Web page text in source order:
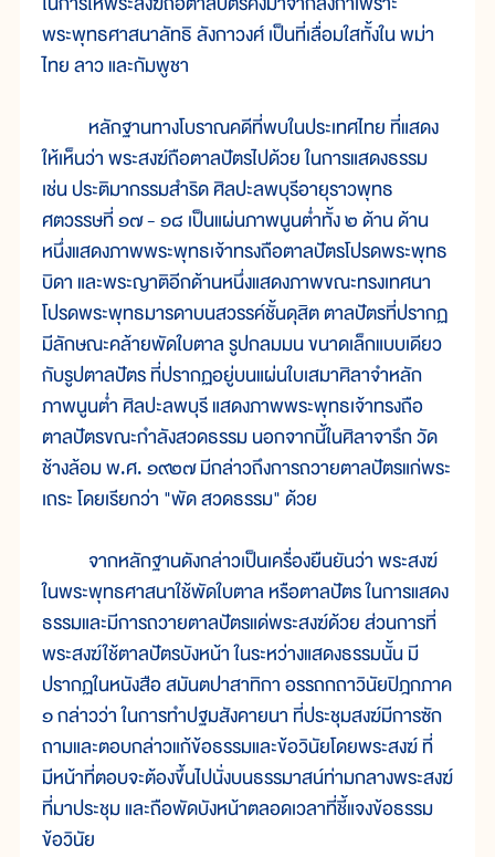
พระพุทธศาสนาลัทธิ ลังกาวงศ์ เป็นที่เลื่อมใสทั้งใน พม่า
ไทย ลาว และกัมพูชา
หลักฐานทางโบราณคดีที่พบในประเทศไทย ที่แสดง
ให้เห็นว่า พระสงฆ์ถือตาลปัตรไปด้วย ในการแสดงธรรม
เช่น ประติมากรรมสำริด ศิลปะลพบุรีอายุราวพุทธ
ศตวรรษที่ ๑๗ - ๑๘ เป็นแผ่นภาพนูนต่ำทั้ง ๒ ด้าน ด้าน
หนึ่งแสดงภาพพระพุทธเจ้าทรงถือตาลปัตรโปรดพระพุทธ
บิดา และพระญาติอีกด้านหนึ่งแสดงภาพขณะทรงเทศนา
โปรดพระพุทธมารดาบนสวรรค์ชั้นดุสิต ตาลปัตรที่ปรากฏ
มีลักษณะคล้ายพัดใบตาล รูปกลมมน ขนาดเล็กแบบเดียว
กับรูปตาลปัตร ที่ปรากฏอยู่บนแผ่นใบเสมาศิลาจำหลัก
ภาพนูนต่ำ ศิลปะลพบุรี แสดงภาพพระพุทธเจ้าทรงถือ
ตาลปัตรขณะกำลังสวดธรรม นอกจากนี้ในศิลาจารึก วัด
ช้างล้อม พ.ศ. ๑๙๒๗ มีกล่าวถึงการถวายตาลปัตรแก่พระ
เถระ โดยเรียกว่า "พัด สวดธรรม" ด้วย
จากหลักฐานดังกล่าวเป็นเครื่องยืนยันว่า พระสงฆ์
ในพระพุทธศาสนาใช้พัดใบตาล หรือตาลปัตร ในการแสดง
ธรรมและมีการถวายตาลปัตรแด่พระสงฆ์ด้วย ส่วนการที่
พระสงฆ์ใช้ตาลปัตรบังหน้า ในระหว่างแสดงธรรมนั้น มี
ปรากฏในหนังสือ สมันตปาสาทิกา อรรถกถาวินัยปิฎกภาค
๑ กล่าวว่า ในการทำปฐมสังคายนา ที่ประชุมสงฆ์มีการซัก
ถามและตอบกล่าวแก้ข้อธรรมและข้อวินัยโดยพระสงฆ์ ที่
มีหน้าที่ตอบจะต้องขึ้นไปนั่งบนธรรมาสน์ท่ามกลางพระสงฆ์
ที่มาประชุม และถือพัดบังหน้าตลอดเวลาที่ชี้แจงข้อธรรม
ข้อวินัย